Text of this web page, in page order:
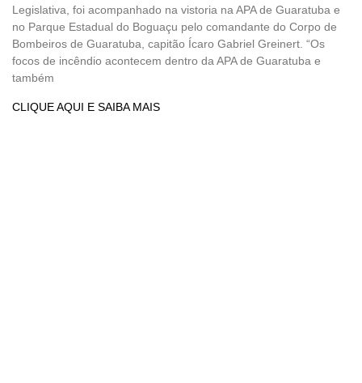
Legislativa, foi acompanhado na vistoria na APA de Guaratuba e
no Parque Estadual do Boguaçu pelo comandante do Corpo de
Bombeiros de Guaratuba, capitão Ícaro Gabriel Greinert. “Os
focos de incêndio acontecem dentro da APA de Guaratuba e
também
CLIQUE AQUI E SAIBA MAIS